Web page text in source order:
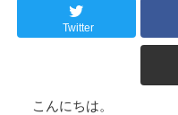
Twitter
こんにちは。